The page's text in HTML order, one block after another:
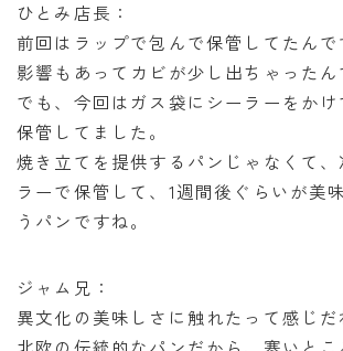
ひとみ店長：
前回はラップで包んで保管してたん
影響もあってカビが少し出ちゃったん
でも、今回はガス袋にシーラーをか
保管してました。
焼き立てを提供するパンじゃなくて
ラーで保管して、1週間後ぐらいが美
うパンですね。
ジャム兄：
異文化の美味しさに触れたって感じだ